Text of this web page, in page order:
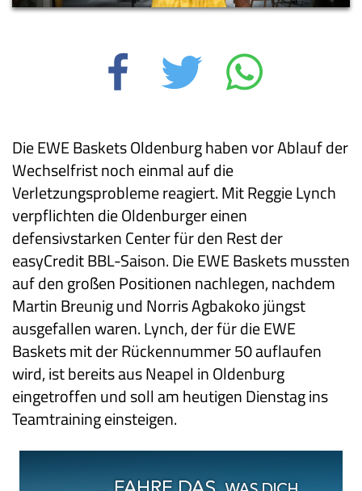
Die EWE Baskets Oldenburg haben vor Ablauf der
Wechselfrist noch einmal auf die
Verletzungsprobleme reagiert. Mit Reggie Lynch
verpflichten die Oldenburger einen
defensivstarken Center für den Rest der
easyCredit BBL-Saison. Die EWE Baskets mussten
auf den großen Positionen nachlegen, nachdem
Martin Breunig und Norris Agbakoko jüngst
ausgefallen waren. Lynch, der für die EWE
Baskets mit der Rückennummer 50 auflaufen
wird, ist bereits aus Neapel in Oldenburg
eingetroffen und soll am heutigen Dienstag ins
Teamtraining einsteigen.